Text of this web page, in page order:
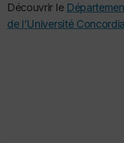
Découvrir le
de l’Université Concordia